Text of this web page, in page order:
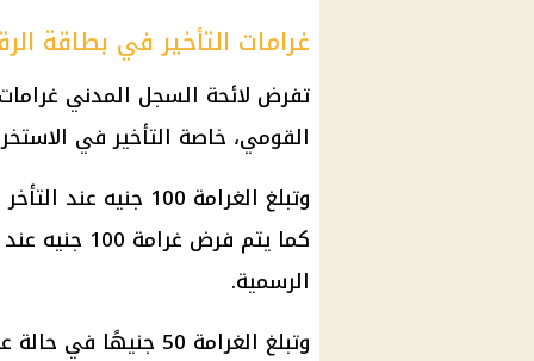
غرامات التأخير في بطاقة
تفرض لائحة السجل المدني
القومي، خاصة التأخير في
وتبلغ الغرامة 100
كما يتم
الرسمية.
وتبلغ الغرامة 50